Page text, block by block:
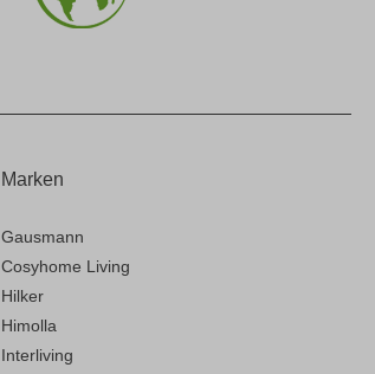
Marken
Gausmann
Cosyhome Living
Hilker
Himolla
Interliving